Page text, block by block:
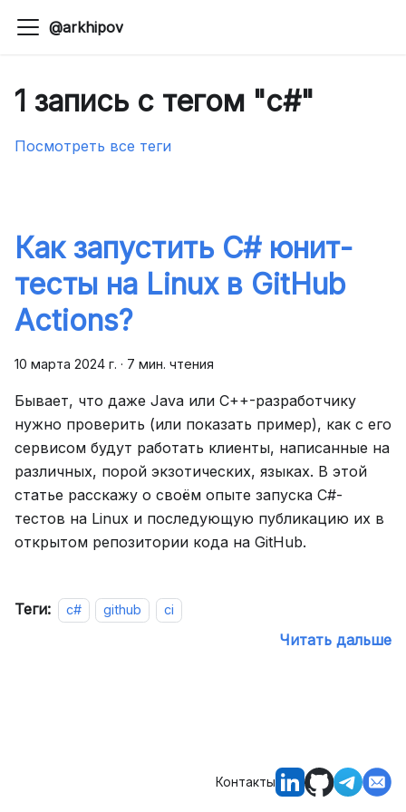
@arkhipov
1 запись с тегом "c#"
Посмотреть все теги
Как запустить C# юнит-
тесты на Linux в GitHub
Actions?
10 марта 2024 г. · 7 мин. чтения
Бывает, что даже Java или C++-разработчику
нужно проверить (или показать пример), как с его
сервисом будут работать клиенты, написанные на
различных, порой экзотических, языках. В этой
статье расскажу о своём опыте запуска C#-
тестов на Linux и последующую публикацию их в
открытом репозитории кода на GitHub.
Теги: c# github ci
Читать дальше
Контакты